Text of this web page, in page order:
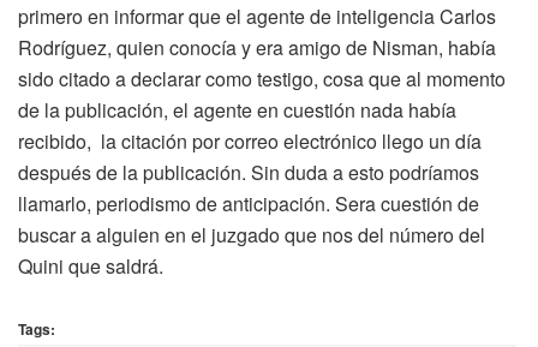
primero en informar que el agente de inteligencia Carlos
Rodríguez, quien conocía y era amigo de Nisman, había
sido citado a declarar como testigo, cosa que al momento
de la publicación, el agente en cuestión nada había
recibido, la citación por correo electrónico llego un día
después de la publicación. Sin duda a esto podríamos
llamarlo, periodismo de anticipación. Sera cuestión de
buscar a alguien en el juzgado que nos del número del
Quini que saldrá.
Tags: